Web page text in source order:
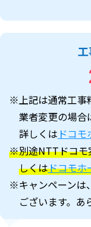
工
※上記は通常工事
業者変更の場合
詳しくは ドコ
※別途NTTドコモ
しくはドコモホ
※キャンペーンは
ございます。あ